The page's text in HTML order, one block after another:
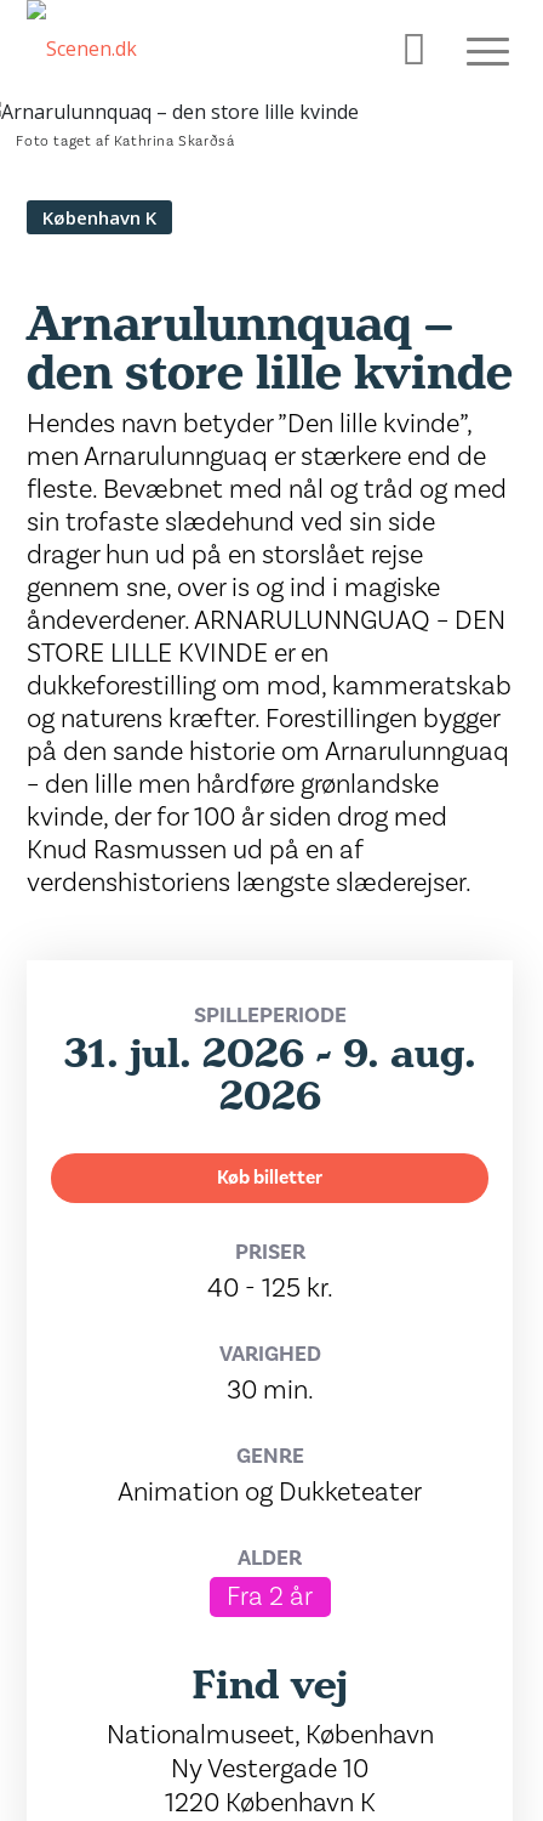
Foto taget af Kathrina Skarðsá
København K
Arnarulunnquaq –
den store lille kvinde
Hendes navn betyder ”Den lille kvinde”,
men Arnarulunnguaq er stærkere end de
fleste. Bevæbnet med nål og tråd og med
sin trofaste slædehund ved sin side
drager hun ud på en storslået rejse
gennem sne, over is og ind i magiske
åndeverdener. ARNARULUNNGUAQ – DEN
STORE LILLE KVINDE er en
dukkeforestilling om mod, kammeratskab
og naturens kræfter. Forestillingen bygger
på den sande historie om Arnarulunnguaq
– den lille men hårdføre grønlandske
kvinde, der for 100 år siden drog med
Knud Rasmussen ud på en af
verdenshistoriens længste slæderejser.
SPILLEPERIODE
31. jul. 2026 - 9. aug.
2026
Køb billetter
PRISER
40 - 125 kr.
VARIGHED
30 min.
GENRE
Animation og Dukketeater
ALDER
Fra 2 år
Find vej
Nationalmuseet, København
Ny Vestergade 10
1220 København K